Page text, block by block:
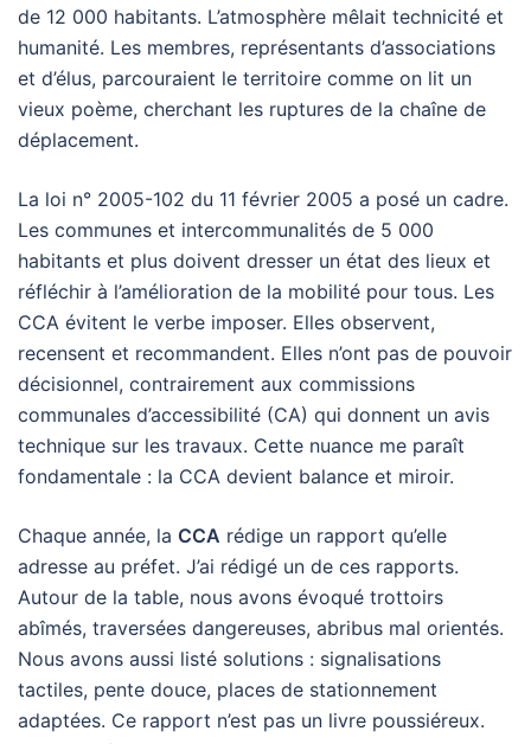
de 12 000 habitants. L’atmosphère mêlait technicité et
humanité. Les membres, représentants d’associations
et d’élus, parcouraient le territoire comme on lit un
vieux poème, cherchant les ruptures de la chaîne de
déplacement.
La loi n° 2005-102 du 11 février 2005 a posé un cadre.
Les communes et intercommunalités de 5 000
habitants et plus doivent dresser un état des lieux et
réfléchir à l’amélioration de la mobilité pour tous. Les
CCA évitent le verbe imposer. Elles observent,
recensent et recommandent. Elles n’ont pas de pouvoir
décisionnel, contrairement aux commissions
communales d’accessibilité (CA) qui donnent un avis
technique sur les travaux. Cette nuance me paraît
fondamentale : la CCA devient balance et miroir.
Chaque année, la CCA rédige un rapport qu’elle
adresse au préfet. J’ai rédigé un de ces rapports.
Autour de la table, nous avons évoqué trottoirs
abîmés, traversées dangereuses, abribus mal orientés.
Nous avons aussi listé solutions : signalisations
tactiles, pente douce, places de stationnement
adaptées. Ce rapport n’est pas un livre poussiéreux.